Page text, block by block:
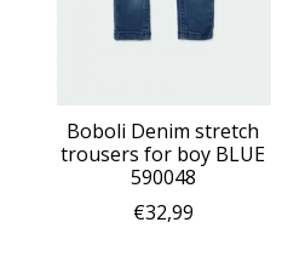
Boboli Denim stretch
trousers for boy BLUE
590048
€32,99